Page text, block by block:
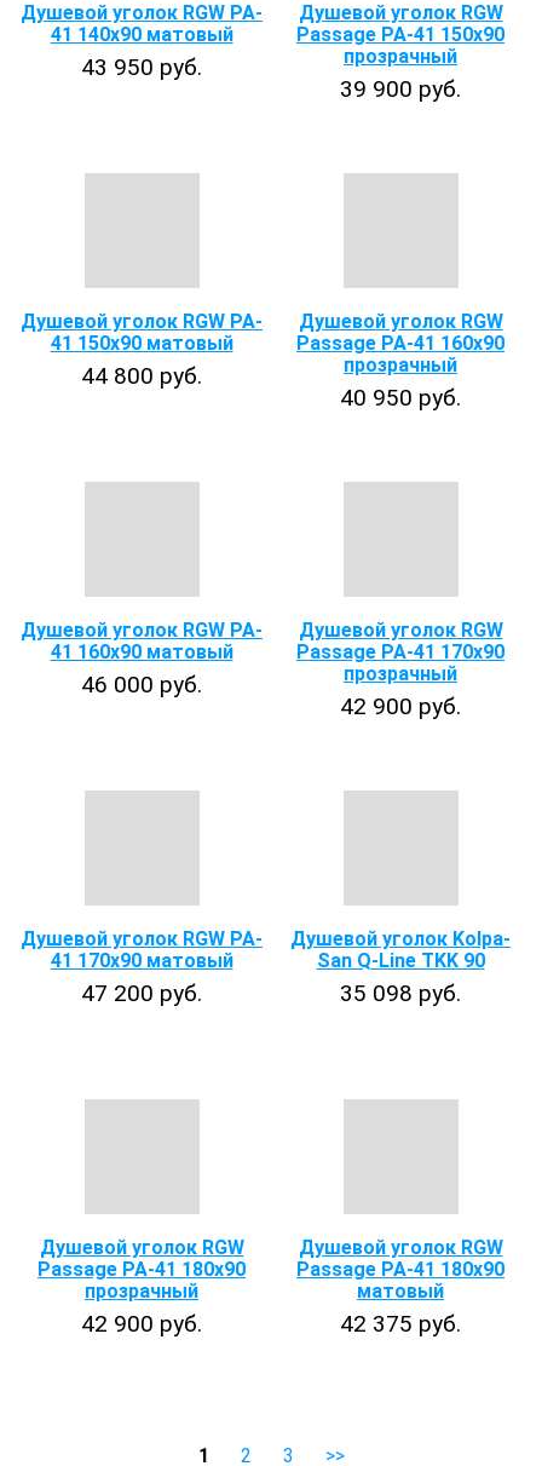
Душевой уголок RGW PA-
41 140x90 матовый
43 950 руб.
Душевой уголок RGW
Passage PA-41 150х90
прозрачный
39 900 руб.
Душевой уголок RGW PA-
41 150x90 матовый
44 800 руб.
Душевой уголок RGW
Passage PA-41 160х90
прозрачный
40 950 руб.
Душевой уголок RGW PA-
41 160x90 матовый
46 000 руб.
Душевой уголок RGW
Passage PA-41 170х90
прозрачный
42 900 руб.
Душевой уголок RGW PA-
41 170x90 матовый
47 200 руб.
Душевой уголок Kolpa-
San Q-Line TKK 90
35 098 руб.
Душевой уголок RGW
Passage PA-41 180х90
прозрачный
42 900 руб.
Душевой уголок RGW
Passage PA-41 180х90
матовый
42 375 руб.
1 2 3 >>